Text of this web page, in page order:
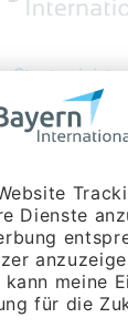
für
max. 42 ct/min)